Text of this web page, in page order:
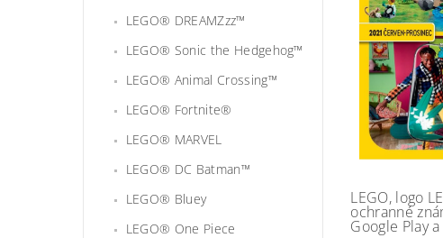
LEGO® DREAMZzz™
LEGO® Sonic the Hedgehog™
LEGO® Animal Crossing™
LEGO® Fortnite®
LEGO® MARVEL
LEGO® DC Batman™
LEGO® Bluey
LEGO® One Piece
LEGO, logo
ochranné
Google Play